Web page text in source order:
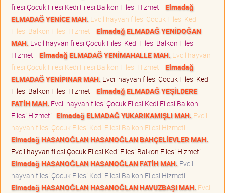
filesi Çocuk Filesi Kedi Filesi Balkon Filesi Hizmeti Elmadağ
ELMADAĞ YENİCE MAH. Evcil hayvan filesi Çocuk Filesi Kedi
Filesi Balkon Filesi Hizmeti Elmadağ ELMADAĞ YENİDOĞAN
MAH. Evcil hayvan filesi Çocuk Filesi Kedi Filesi Balkon Filesi
Hizmeti Elmadağ ELMADAĞ YENİMAHALLE MAH. Evcil hayvan
filesi Çocuk Filesi Kedi Filesi Balkon Filesi Hizmeti Elmadağ
ELMADAĞ YENİPINAR MAH. Evcil hayvan filesi Çocuk Filesi Kedi
Filesi Balkon Filesi Hizmeti Elmadağ ELMADAĞ YEŞİLDERE
FATİH MAH. Evcil hayvan filesi Çocuk Filesi Kedi Filesi Balkon
Filesi Hizmeti Elmadağ ELMADAĞ YUKARIKAMIŞLI MAH. Evcil
hayvan filesi Çocuk Filesi Kedi Filesi Balkon Filesi Hizmeti
Elmadağ HASANOĞLAN HASANOĞLAN BAHÇELİEVLER MAH.
Evcil hayvan filesi Çocuk Filesi Kedi Filesi Balkon Filesi Hizmeti
Elmadağ HASANOĞLAN HASANOĞLAN FATİH MAH. Evcil
hayvan filesi Çocuk Filesi Kedi Filesi Balkon Filesi Hizmeti
Elmadağ HASANOĞLAN HASANOĞLAN HAVUZBAŞI MAH. Evcil